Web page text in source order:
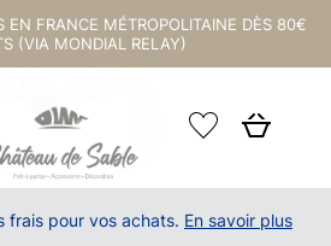
EN FRANCE MÉTROPOLITAINE DÈS 80€
(VIA MONDIAL RELAY)
frais pour vos achats. En savoir plus